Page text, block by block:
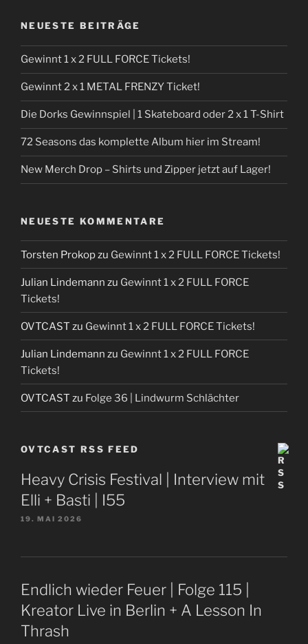
NEUESTE BEITRÄGE
Gewinnt 1 x 2 FULL FORCE Tickets!
Gewinnt 2 x 1 METAL FRENZY Ticket!
Die Dorks Gewinnspiel | 1 Skateboard oder 2 x 1 T-Shirt
72 Seasons das komplette Album hier im Stream!
New Merch Drop – Shirts und Zipper jetzt auf Lager!
NEUESTE KOMMENTARE
Torsten Prokopzu Gewinnt 1 x 2 FULL FORCE Tickets!
Julian Lindemann zu Gewinnt 1 x 2 FULL FORCE
Tickets!
OVTCAST zu Gewinnt 1 x 2 FULL FORCE Tickets!
Julian Lindemann zu Gewinnt 1 x 2 FULL FORCE
Tickets!
OVTCAST zu Folge 36 | Lindwurm Schlächter
OVTCAST RSS FEED
Heavy Crisis Festival | Interview mit
Elli + Basti | I55
19. MAI 2026
Endlich wieder Feuer | Folge 115 |
Kreator Live in Berlin + A Lesson In
Thrash